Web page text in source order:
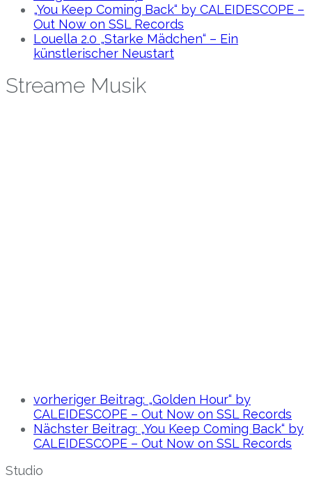
„You Keep Coming Back“ by CALEIDESCOPE –
Out Now on SSL Records
Louella 2.0 „Starke Mädchen“ – Ein
künstlerischer Neustart
Streame Musik
vorheriger Beitrag: „Golden Hour“ by
CALEIDESCOPE – Out Now on SSL Records
Nächster Beitrag: „You Keep Coming Back“ by
CALEIDESCOPE – Out Now on SSL Records
Studio